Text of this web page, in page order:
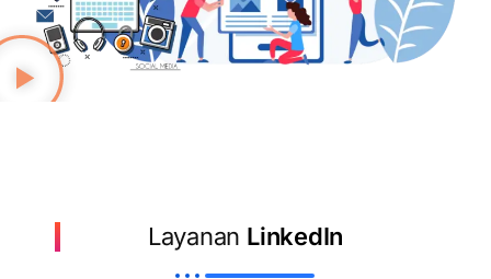
Layanan LinkedIn